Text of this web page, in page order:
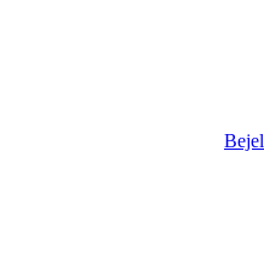
Della
KÉSZÍTSEN